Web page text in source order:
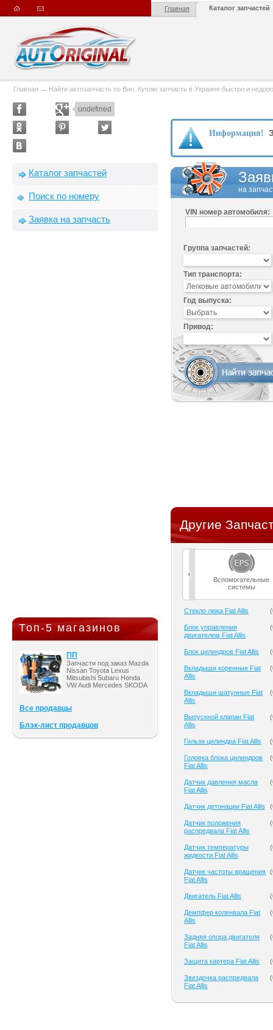
Главная Каталог запчастей
Главная → Найти автозапчасть по Вин. Куплю запчасть в Украине быстро и
undefined
Каталог запчастей
Поиск по номеру
Заявка на запчасть
Топ-5 магазинов
ПП
Запчасти под заказ Mazda
Nissan Toyota Lexus
Mitsubishi Subaru Honda
VW Audi Mercedes SKODA
Все продавцы
Блэк-лист продавцов
Информация!
на
VIN номер автомобиля:
Группа запчастей:
Тип транспорта:
Год выпуска:
Привод:
Другие
Вспомогательные
системы
Cтекло люка Fiat Allis (
Блок управления
двигателем Fiat Allis
(
Блок цилиндров Fiat Allis (
Вкладыши коренные Fiat
Allis
(
Вкладыши шатунные Fiat
Allis
(
Выпускной клапан Fiat
Allis
(
Гильза цилиндра Fiat Allis (
Головка блока цилиндров
Fiat Allis
(
Датчик давления масла
Fiat Allis
(
Датчик детонации Fiat Allis (
Датчик положения
распредвала Fiat Allis
(
Датчик температуры
жидкости Fiat Allis
(
Датчик частоты вращения
Fiat Allis
(
Двигатель Fiat Allis (
Демпфер коленвала Fiat
Allis
(
Задняя опора двигателя
Fiat Allis
(
Защита картера Fiat Allis (
Звездочка распредвала
Fiat Allis
(